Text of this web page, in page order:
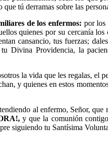
tú derramas sobre las
de los enfermos: por los
quienes por su cercanía
cansancio, tus fuerzas;
Divina Providencia, la
la vida que les regalas, el
y quienes en estos
al enfermo, Señor,
y que la comunión
siguiendo tu Santísima